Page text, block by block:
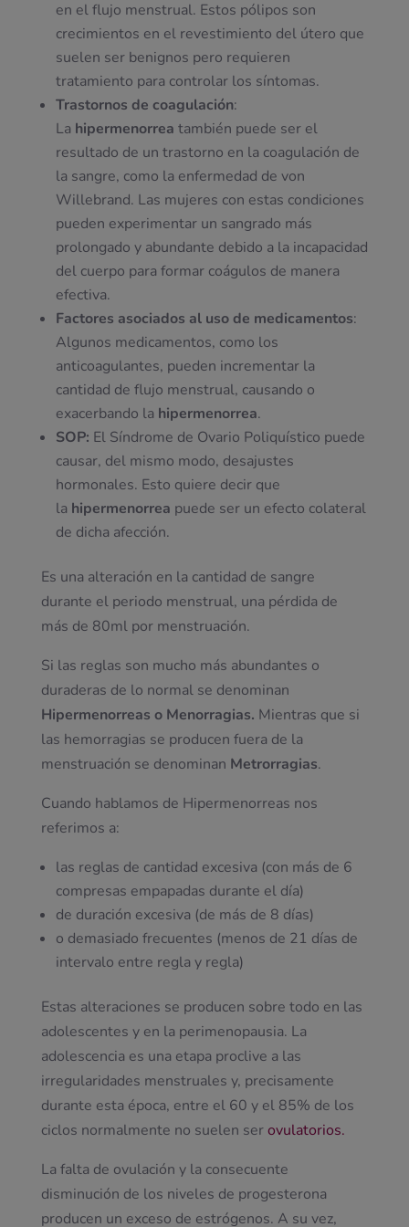
en el flujo menstrual. Estos pólipos son
crecimientos en el revestimiento del útero que
suelen ser benignos pero requieren
tratamiento para controlar los síntomas.
Trastornos de coagulación:
La hipermenorrea también puede ser el
resultado de un trastorno en la coagulación de
la sangre, como la enfermedad de von
Willebrand. Las mujeres con estas condiciones
pueden experimentar un sangrado más
prolongado y abundante debido a la incapacidad
del cuerpo para formar coágulos de manera
efectiva.
Factores asociados al uso de medicamentos:
Algunos medicamentos, como los
anticoagulantes, pueden incrementar la
cantidad de flujo menstrual, causando o
exacerbando la hipermenorrea.
SOP: El Síndrome de Ovario Poliquístico puede
causar, del mismo modo, desajustes
hormonales. Esto quiere decir que
la hipermenorrea puede ser un efecto colateral
de dicha afección.
Es una alteración en la cantidad de sangre
durante el periodo menstrual, una pérdida de
más de 80ml por menstruación.
Si las reglas son mucho más abundantes o
duraderas de lo normal se denominan
Hipermenorreas o Menorragias. Mientras que si
las hemorragias se producen fuera de la
menstruación se denominan Metrorragias.
Cuando hablamos de Hipermenorreas nos
referimos a:
las reglas de cantidad excesiva (con más de 6
compresas empapadas durante el día)
de duración excesiva (de más de 8 días)
o demasiado frecuentes (menos de 21 días de
intervalo entre regla y regla)
Estas alteraciones se producen sobre todo en las
adolescentes y en la perimenopausia. La
adolescencia es una etapa proclive a las
irregularidades menstruales y, precisamente
durante esta época, entre el 60 y el 85% de los
ciclos normalmente no suelen serovulatorios.
La falta de ovulación y la consecuente
disminución de los niveles de progesterona
producen un exceso de estrógenos. A su vez,